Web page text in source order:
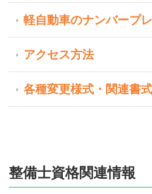
軽自動車のナンバープ
アクセス方法
各種変更様式・関連書式
整備士資格関連情報